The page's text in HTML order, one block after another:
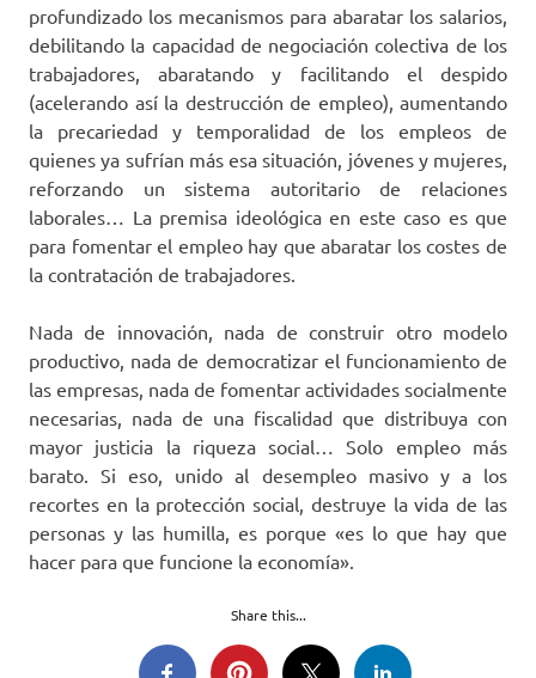
profundizado los mecanismos para abaratar los salarios,
debilitando la capacidad de negociación colectiva de los
trabajadores, abaratando y facilitando el despido
(acelerando así la destrucción de empleo), aumentando
la precariedad y temporalidad de los empleos de
quienes ya sufrían más esa situación, jóvenes y mujeres,
reforzando un sistema autoritario de relaciones
laborales… La premisa ideológica en este caso es que
para fomentar el empleo hay que abaratar los costes de
la contratación de trabajadores.
Nada de innovación, nada de construir otro modelo
productivo, nada de democratizar el funcionamiento de
las empresas, nada de fomentar actividades socialmente
necesarias, nada de una fiscalidad que distribuya con
mayor justicia la riqueza social… Solo empleo más
barato. Si eso, unido al desempleo masivo y a los
recortes en la protección social, destruye la vida de las
personas y las humilla, es porque «es lo que hay que
hacer para que funcione la economía».
Share this...